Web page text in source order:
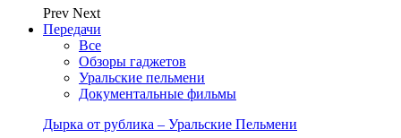
Prev Next
Передачи
Все
Обзоры гаджетов
Уральские пельмени
Документальные фильмы
Дырка от рублика – Уральские Пельмени